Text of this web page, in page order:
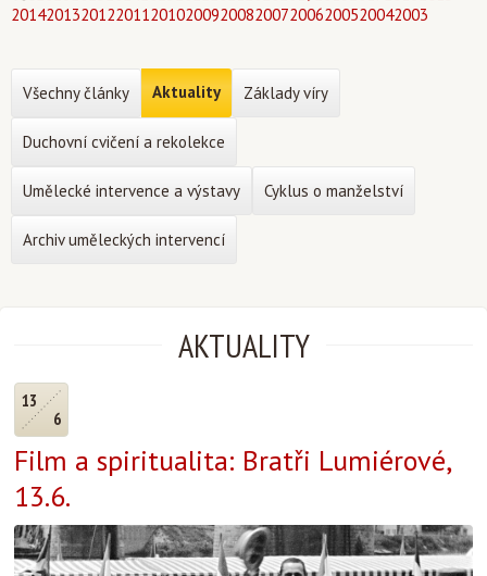
201420132012201120102009200820072006200520042003
AKTUALITY
13
6
Film a spiritualita: Bratři Lumiérové,
13.6.
Všechny články Aktuality Základy víry
Duchovní cvičení a rekolekce
Umělecké intervence a výstavy Cyklus o manželství
Archiv uměleckých intervencí